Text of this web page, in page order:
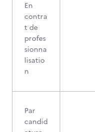
En
contra
t de
profes
sionna
lisatio
n
Par
candid